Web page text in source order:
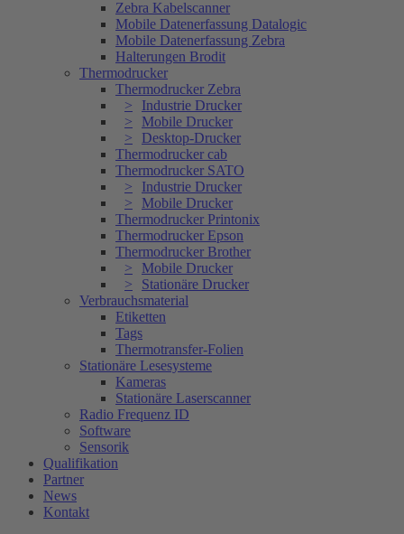
Zebra Kabelscanner
Mobile Datenerfassung Datalogic
Mobile Datenerfassung Zebra
Halterungen Brodit
Thermodrucker
Thermodrucker Zebra
Industrie Drucker
Mobile Drucker
Desktop-Drucker
Thermodrucker cab
Thermodrucker SATO
Industrie Drucker
Mobile Drucker
Thermodrucker Printonix
Thermodrucker Epson
Thermodrucker Brother
Mobile Drucker
Stationäre Drucker
Verbrauchsmaterial
Etiketten
Tags
Thermotransfer-Folien
Stationäre Lesesysteme
Kameras
Stationäre Laserscanner
Radio Frequenz ID
Software
Sensorik
Qualifikation
Partner
News
Kontakt